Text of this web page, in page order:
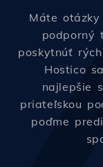
Máte
podporný
poskytnúť
Hostico
najlepšie
priateľskou
poďme